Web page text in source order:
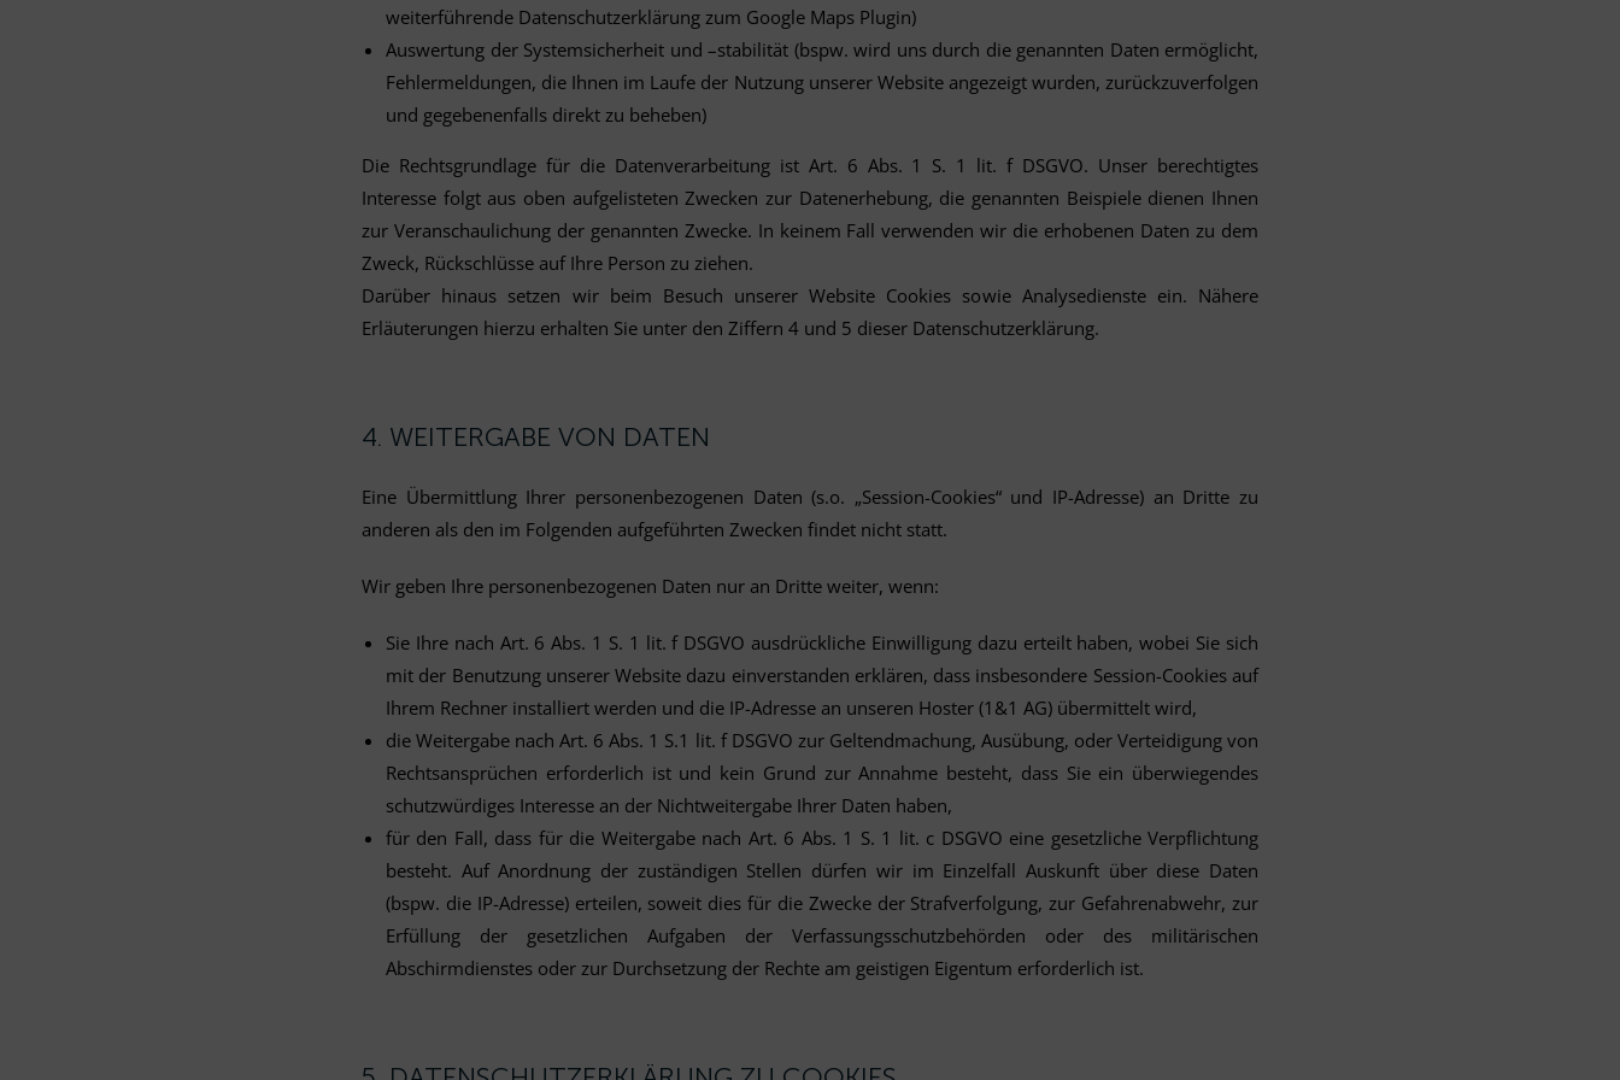
weiterführende Datenschutzerklärung zum Google Maps Plugin)
Auswertung der Systemsicherheit und –stabilität (bspw. wird uns durch die genannten Daten ermöglicht,
Fehlermeldungen, die Ihnen im Laufe der Nutzung unserer Website angezeigt wurden, zurückzuverfolgen
und gegebenenfalls direkt zu beheben)
Die Rechtsgrundlage für die Datenverarbeitung ist Art. 6 Abs. 1 S. 1 lit. f DSGVO. Unser berechtigtes
Interesse folgt aus oben aufgelisteten Zwecken zur Datenerhebung, die genannten Beispiele dienen Ihnen
zur Veranschaulichung der genannten Zwecke. In keinem Fall verwenden wir die erhobenen Daten zu dem
Zweck, Rückschlüsse auf Ihre Person zu ziehen.
Darüber hinaus setzen wir beim Besuch unserer Website Cookies sowie Analysedienste ein. Nähere
Erläuterungen hierzu erhalten Sie unter den Ziffern 4 und 5 dieser Datenschutzerklärung.
4. WEITERGABE VON DATEN
Eine Übermittlung Ihrer personenbezogenen Daten (s.o. „Session-Cookies“ und IP-Adresse) an Dritte zu
anderen als den im Folgenden aufgeführten Zwecken findet nicht statt.
Wir geben Ihre personenbezogenen Daten nur an Dritte weiter, wenn:
Sie Ihre nach Art. 6 Abs. 1 S. 1 lit. f DSGVO ausdrückliche Einwilligung dazu erteilt haben, wobei Sie sich
mit der Benutzung unserer Website dazu einverstanden erklären, dass insbesondere Session-Cookies auf
Ihrem Rechner installiert werden und die IP-Adresse an unseren Hoster (1&1 AG) übermittelt wird,
die Weitergabe nach Art. 6 Abs. 1 S.1 lit. f DSGVO zur Geltendmachung, Ausübung, oder Verteidigung von
Rechtsansprüchen erforderlich ist und kein Grund zur Annahme besteht, dass Sie ein überwiegendes
schutzwürdiges Interesse an der Nichtweitergabe Ihrer Daten haben,
für den Fall, dass für die Weitergabe nach Art. 6 Abs. 1 S. 1 lit. c DSGVO eine gesetzliche Verpflichtung
besteht. Auf Anordnung der zuständigen Stellen dürfen wir im Einzelfall Auskunft über diese Daten
(bspw. die IP-Adresse) erteilen, soweit dies für die Zwecke der Strafverfolgung, zur Gefahrenabwehr, zur
Erfüllung der gesetzlichen Aufgaben der Verfassungsschutzbehörden oder des militärischen
Abschirmdienstes oder zur Durchsetzung der Rechte am geistigen Eigentum erforderlich ist.